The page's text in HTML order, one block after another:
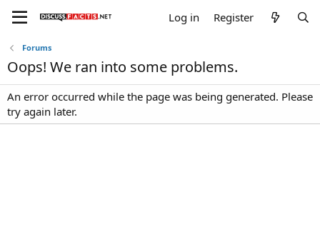
Log in Register
Forums
Oops! We ran into some problems.
An error occurred while the page was being generated. Please
try again later.